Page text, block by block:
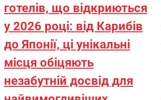
готелів, що відкриються
у 2026 році: від Карибів
до Японії, ці унікальні
місця обіцяють
незабутній досвід для